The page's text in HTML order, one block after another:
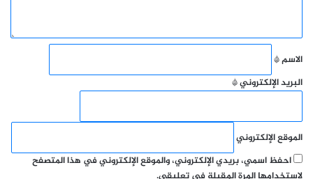
الاسم*
البريد الإلكتروني*
الموقع الإلكتروني
احفظ اسمي، بريدي الإلكتروني، والموقع الإلكتروني في هذا المتصفح